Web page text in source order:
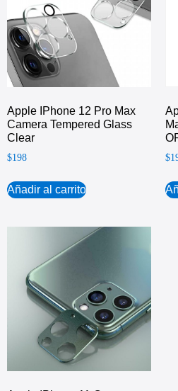
Apple IPhone 12 Pro Max
Camera Tempered Glass
Clear
$198
Añadir al carrito
$